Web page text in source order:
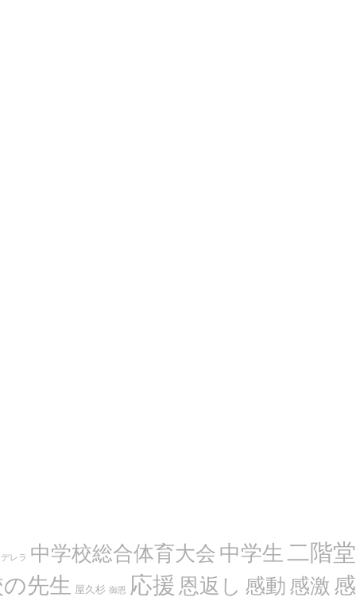
レラ 中学校総合体育大会 中学生 二階堂
先生 屋久杉 御恩 応援 恩返し 感動 感激 感